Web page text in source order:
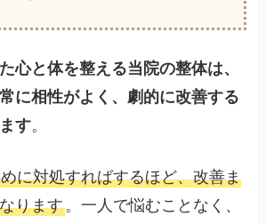
心と体を整える当院の整体は、
に相性がよく、劇的に改善する
す。
に対処すればするほど、改善ま
ります。一人で悩むことなく、